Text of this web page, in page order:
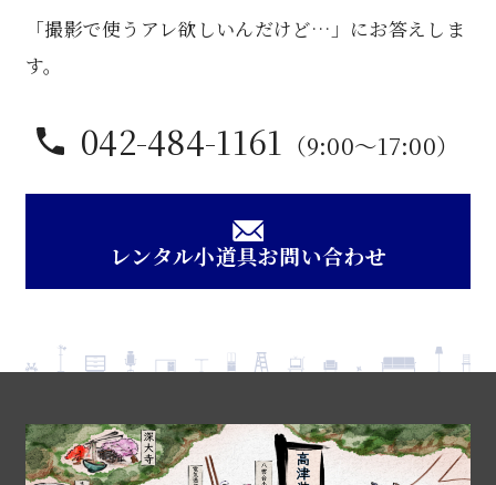
「撮影で使うアレ欲しいんだけど…」にお答えしま
す。
042-484-1161 （9:00〜17:00）
レンタル小道具お問い合わせ